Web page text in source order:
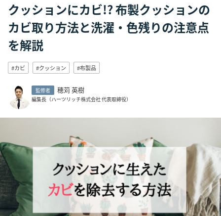
クッションにカビ!? 布製クッションの
カビ取り方法と洗濯・色残りの注意点
を解説
#カビ #クッション #布製品
監修者 穂苅 英樹
編集長（ハーツリッチ株式会社 代表取締役）